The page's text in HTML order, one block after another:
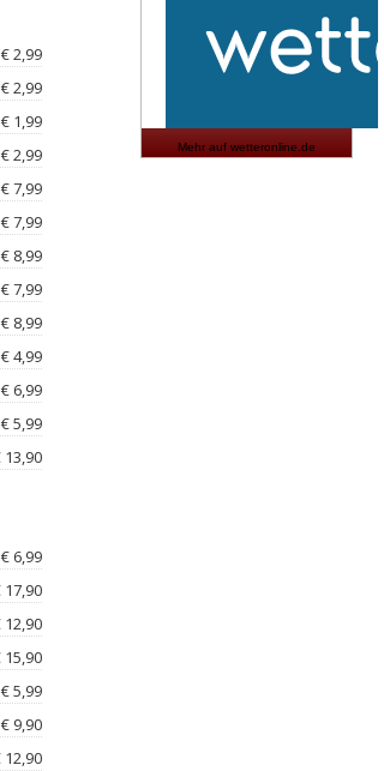
2,99
2,99
1,99
2,99
7,99
7,99
8,99
7,99
8,99
4,99
6,99
5,99
6,99
5,99
9,90
Mehr auf wetteronline.de